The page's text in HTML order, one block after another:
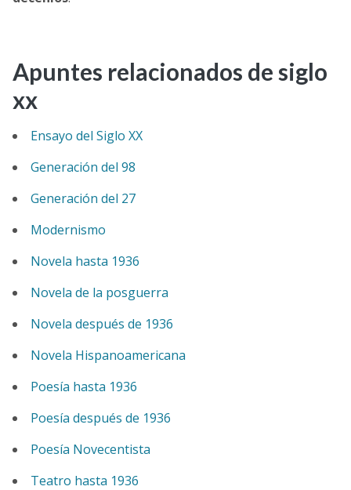
Apuntes relacionados de siglo
xx
Ensayo del Siglo XX
Generación del 98
Generación del 27
Modernismo
Novela hasta 1936
Novela de la posguerra
Novela después de 1936
Novela Hispanoamericana
Poesía hasta 1936
Poesía después de 1936
Poesía Novecentista
Teatro hasta 1936